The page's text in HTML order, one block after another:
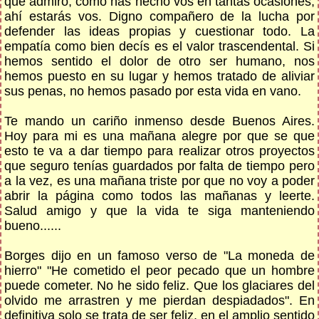
ahí estarás vos. Digno compañero de la lucha por
defender las ideas propias y cuestionar todo. La
empatía como bien decís es el valor trascendental. Si
hemos sentido el dolor de otro ser humano, nos
hemos puesto en su lugar y hemos tratado de aliviar
sus penas, no hemos pasado por esta vida en vano.
Te mando un cariño inmenso desde Buenos Aires.
Hoy para mi es una mañana alegre por que se que
esto te va a dar tiempo para realizar otros proyectos
que seguro tenías guardados por falta de tiempo pero
a la vez, es una mañana triste por que no voy a poder
abrir la página como todos las mañanas y leerte.
Salud amigo y que la vida te siga manteniendo
bueno......
Borges dijo en un famoso verso de "La moneda de
hierro" "He cometido el peor pecado que un hombre
puede cometer. No he sido feliz. Que los glaciares del
olvido me arrastren y me pierdan despiadados". En
definitiva solo se trata de ser feliz, en el amplio sentido